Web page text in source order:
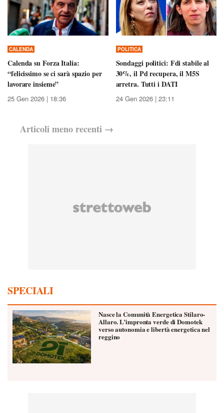
CALENDA
Calenda su Forza Italia:
“felicissimo se ci sarà spazio per
lavorare insieme”
25 Gen 2026 | 18:36
POLITICA
Sondaggi politici: Fdi stabile al
30%, il Pd recupera, il M5S
arretra. Tutti i DATI
24 Gen 2026 | 23:11
Articolimeno recenti →
SPECIALI
Nasce la Comunità Energetica Stilaro-
Allaro. L’impronta verde di Domotek
verso autonomia e libertà energetica nel
reggino